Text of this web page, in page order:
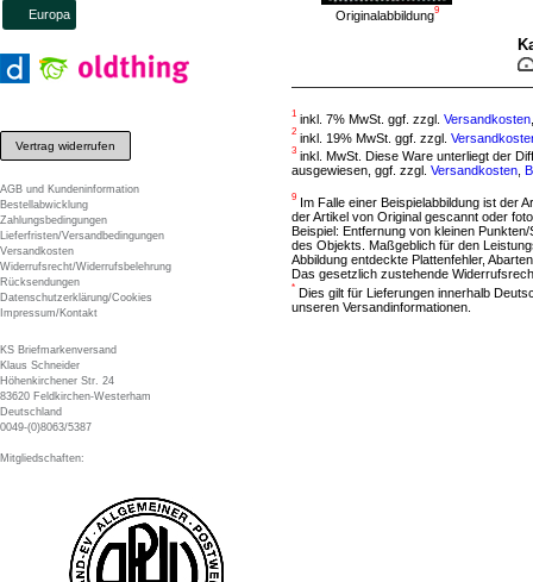
Europa
Vertrag widerrufen
AGB und Kundeninformation
Bestellabwicklung
Zahlungsbedingungen
Lieferfristen/Versandbedingungen
Versandkosten
Widerrufsrecht/Widerrufsbelehrung
Rücksendungen
Datenschutzerklärung/Cookies
Impressum/Kontakt
KS Briefmarkenversand
Klaus Schneider
Höhenkirchener Str. 24
83620 Feldkirchen-Westerham
Deutschland
0049-(0)8063/5387
Mitgliedschaften:
Originalabbildung9
1 inkl. 7% MwSt. ggf. zzgl. Versandkosten
2 inkl. 19% MwSt. ggf. zzgl.
3 inkl. MwSt. Diese Ware unterliegt der
ausgewiesen, ggf. zzgl. Versandkosten
9
Im Falle einer Beispielabbildung ist der
der Artikel von Original gescannt oder
Beispiel: Entfernung von kleinen
des Objekts. Maßgeblich für den
Abbildung entdeckte Plattenfehler,
Das gesetzlich zustehende
* Dies gilt für Lieferungen innerhalb
unseren Versandinformationen.